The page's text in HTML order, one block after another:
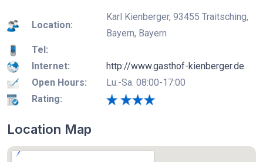
Location:
Karl Kienberger, 93455 Traitsching,
Bayern, Bayern
Tel:
Internet:
http://www.gasthof-kienberger.de
Open Hours:
Lu.-Sa. 08:00-17:00
Rating:
Location Map